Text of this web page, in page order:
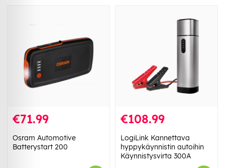
€71.99
Osram Automotive
Batterystart 200
€108.99
LogiLink Kannettava
hyppykäynnistin autoihin
Käynnistysvirta 300A